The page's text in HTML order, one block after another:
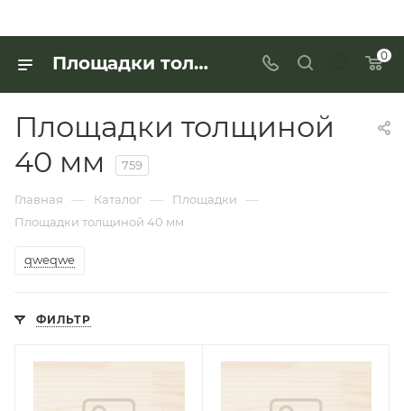
Площадки толщиной 40 мм по выгодной цене - купить в «Интерьер Дом» 0
Площадки толщиной
40 мм
759
Главная — Каталог — Площадки —
Площадки толщиной 40 мм
qweqwe
ФИЛЬТР